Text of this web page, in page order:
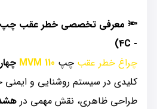
- 4C)
چراغ خطر عقب چپ MVM 110
کلیدی در سیستم روشنایی و ایمنی
طراحی ظاهری، نقش مهمی در